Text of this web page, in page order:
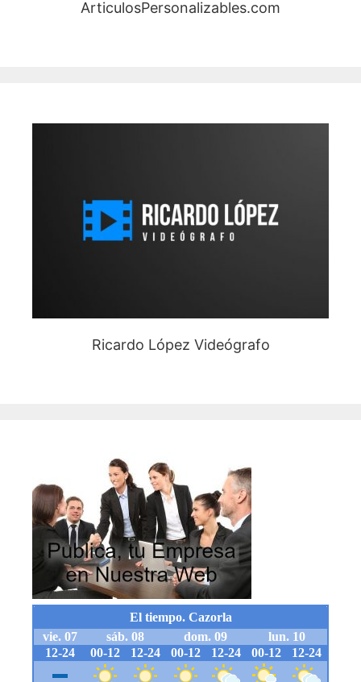
ArticulosPersonalizables.com
Ricardo López Videógrafo